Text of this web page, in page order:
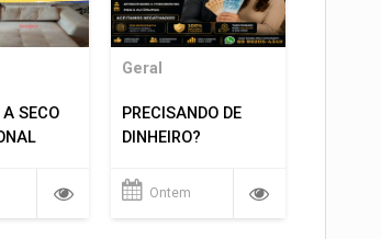
SECO
Geral
PRECISANDO DE
DINHEIRO?
Ontem